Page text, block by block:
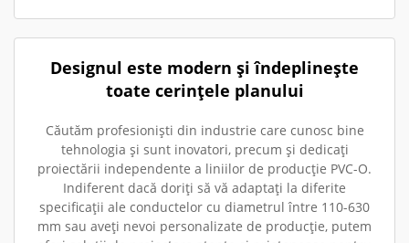
Designul este modern și îndeplinește
toate cerințele planului
Căutăm profesioniști din industrie care cunosc bine
tehnologia și sunt inovatori, precum și dedicați
proiectării independente a liniilor de producție PVC-O.
Indiferent dacă doriți să vă adaptați la diferite
specificații ale conductelor cu diametrul între 110-630
mm sau aveți nevoi personalizate de producție, putem